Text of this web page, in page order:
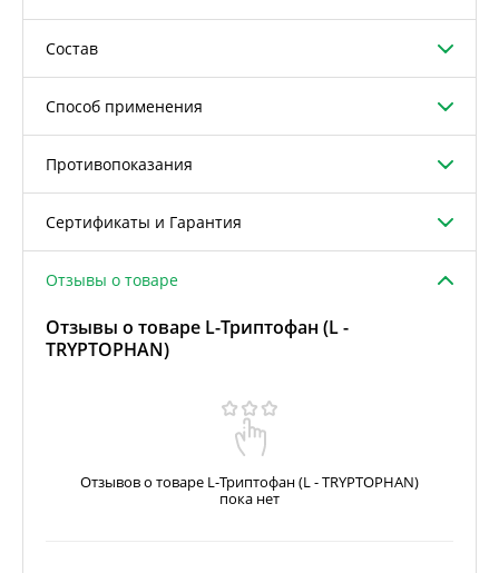
Состав
Способ применения
Противопоказания
Сертификаты и Гарантия
Отзывы о товаре
Отзывы о товаре L-Триптофан (L -
TRYPTOPHAN)
Отзывов о товаре L-Триптофан (L - TRYPTOPHAN)
пока нет